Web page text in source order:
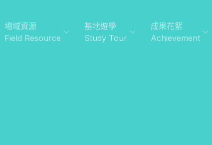
場域資源
Field Resource
基地遊學
Study Tour
成果花絮
Achievement